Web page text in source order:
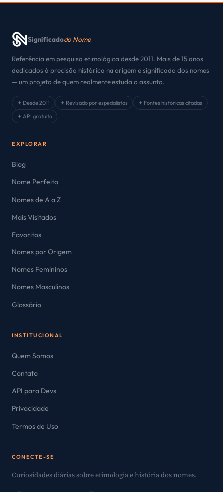
Significadodo Nome
Referência em pesquisa etimológica desde 2011. Mais de 15 anos
dedicados à precisão histórica na origem e significado dos nomes
— um projeto de quem realmente estuda o assunto.
✦ Desde 2011 ✦ Revisado por especialistas
✦ Fontes históricas citadas
✦ API gratuita
EXPLORAR
Blog
Nome Perfeito
Nomes de A a Z
Mais Visitados
Favoritos
Nomes por Origem
Nomes Femininos
Nomes Masculinos
Glossário
INSTITUCIONAL
Quem Somos
Contato
API para Devs
Privacidade
Termos de Uso
CONECTE-SE
Curiosidades diárias sobre etimologia e história dos nomes.